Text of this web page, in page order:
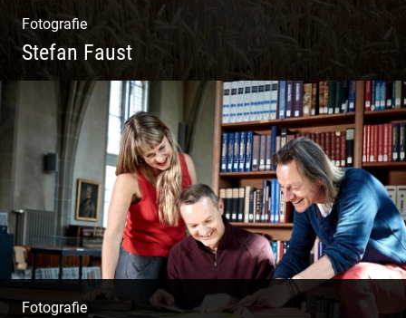
Fotografie
Stefan Faust
Yoga & Meditation
Fotografie